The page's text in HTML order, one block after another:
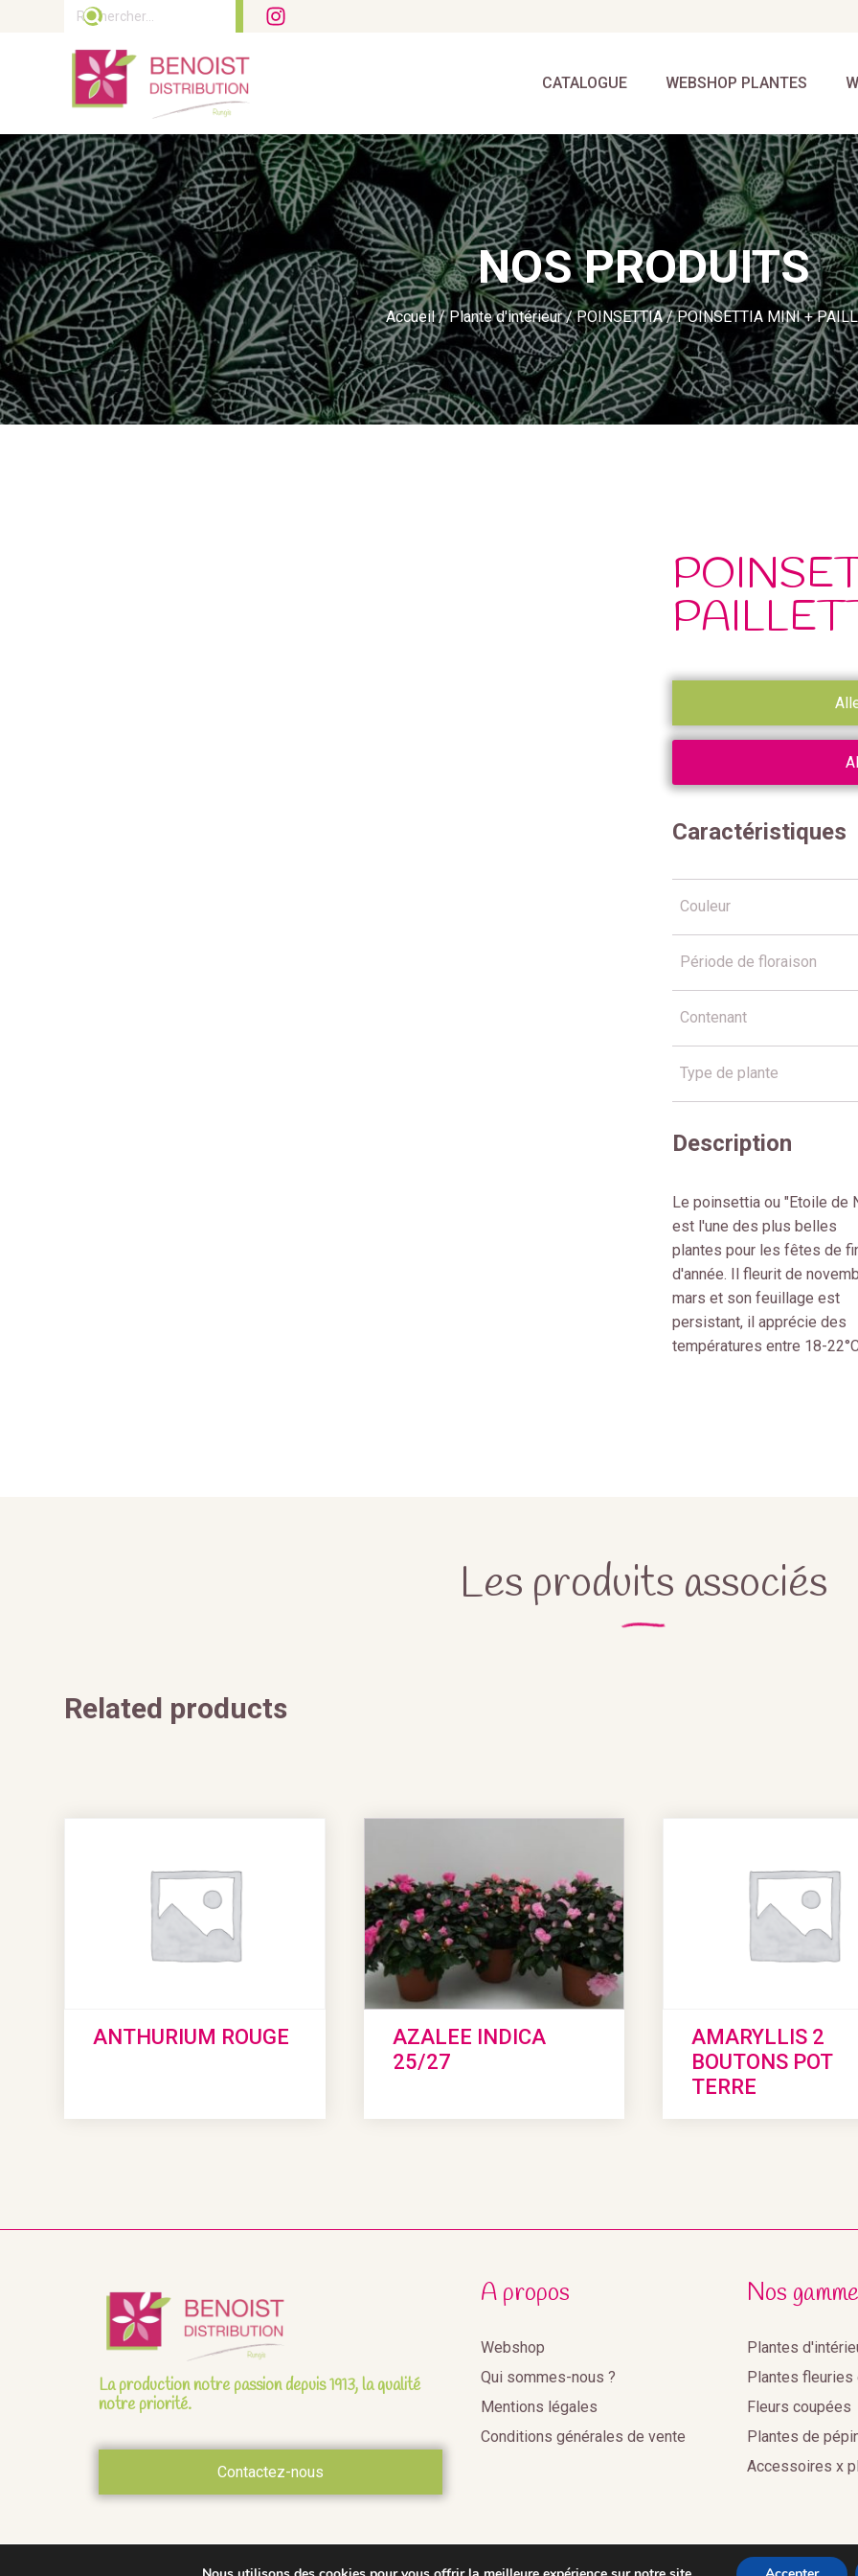
Rechercher :
CATALOGUE WEBSHOP PLANTES
NOS PRODUITS
Accueil/Plante d'intérieur/POINSETTIA/ POINSETTIA MINI +
Caractéristiques
Couleur
Période de floraison
Contenant
Type de plante
Description
Le poinsettia ou "Etoile de
est l'une des plus belles
plantes pour les fêtes de
d'année. Il fleurit de
mars et son feuillage est
persistant, il apprécie des
températures entre 18-
Les produits associés
Related products
ANTHURIUM ROUGE
AZALEE INDICA
25/27
AMARYLLIS 2
BOUTONS POT
TERRE
La production notre passion depuis 1913, la qualité
notre priorité.
Contactez-nous
A propos
Webshop
Qui sommes-nous ?
Mentions légales
Conditions générales de vente
Nos
Plantes
Plantes
Fleurs coupées
Plantes de
Accessoires x